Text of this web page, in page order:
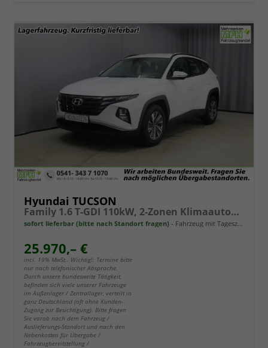
Hyundai TUCSON
Family 1.6 T-GDI 110kW, 2-Zonen Klimaautomatik, Sitzheizung, AppleCarPlay&Android Auto, Freisprecheinrichtung, Radio DAB, Verkehrszeichenerkennung, Rückfahrkamera, eCall Notrufsystem, 17 Zoll Leichtmetallfelgen, uvm.
sofort lieferbar (bitte nach Standort fragen) Fahrzeug mit Tageszulassung
25.970,– €
incl. 19% MwSt.. Wichtig!: Termine bitte
nur nach telefonischer Absprache.
Durch unsere bundesweite Tätigkeit,
befinden sich viele unserer Fahrzeuge
im Außenlager / Zentrallager, verteilt in
ganz Deutschland (oft ohne Kunden-
Zugang zur Besichtigung). Bitte fragen
Sie vorab nach dem Fahrzeug /
Auslieferungs-Standort und nach den
Nebenkosten für Übergabe /
Fahrzeugbereitstellung /